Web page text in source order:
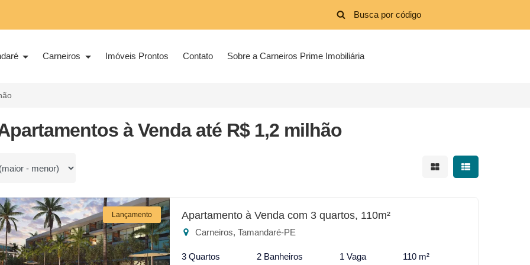
Carneiros Imóveis Prontos Contato Sobre a Carneiros Prime Imobiliária
à Venda até R$ 1,2 milhão
Mostrar resultados em
Mostrar
Lançamento Apartamento à Venda com 3 quartos, 110m²
Carneiros, Tamandaré-PE
3 Quartos 2 Banheiros 1 Vaga 110 m²